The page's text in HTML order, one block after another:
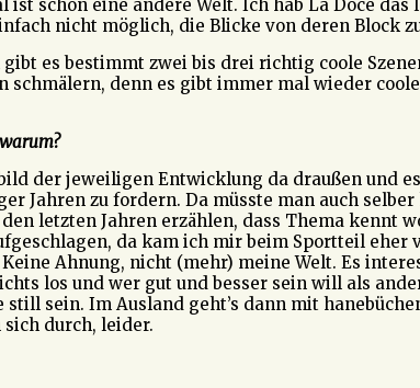
schon eine andere Welt. Ich hab La Doce
nicht möglich, die Blicke von deren Block
es bestimmt zwei bis drei richtig coole
denn es gibt immer mal wieder
der jeweiligen Entwicklung da draußen und
Jahren zu fordern. Da müsste man auch
letzten Jahren erzählen, dass Thema kennt
da kam ich mir beim Sportteil
Ahnung, nicht (mehr) meine Welt. Es
los und wer gut und besser sein will als
sein. Im Ausland geht’s dann mit
durch, leider.